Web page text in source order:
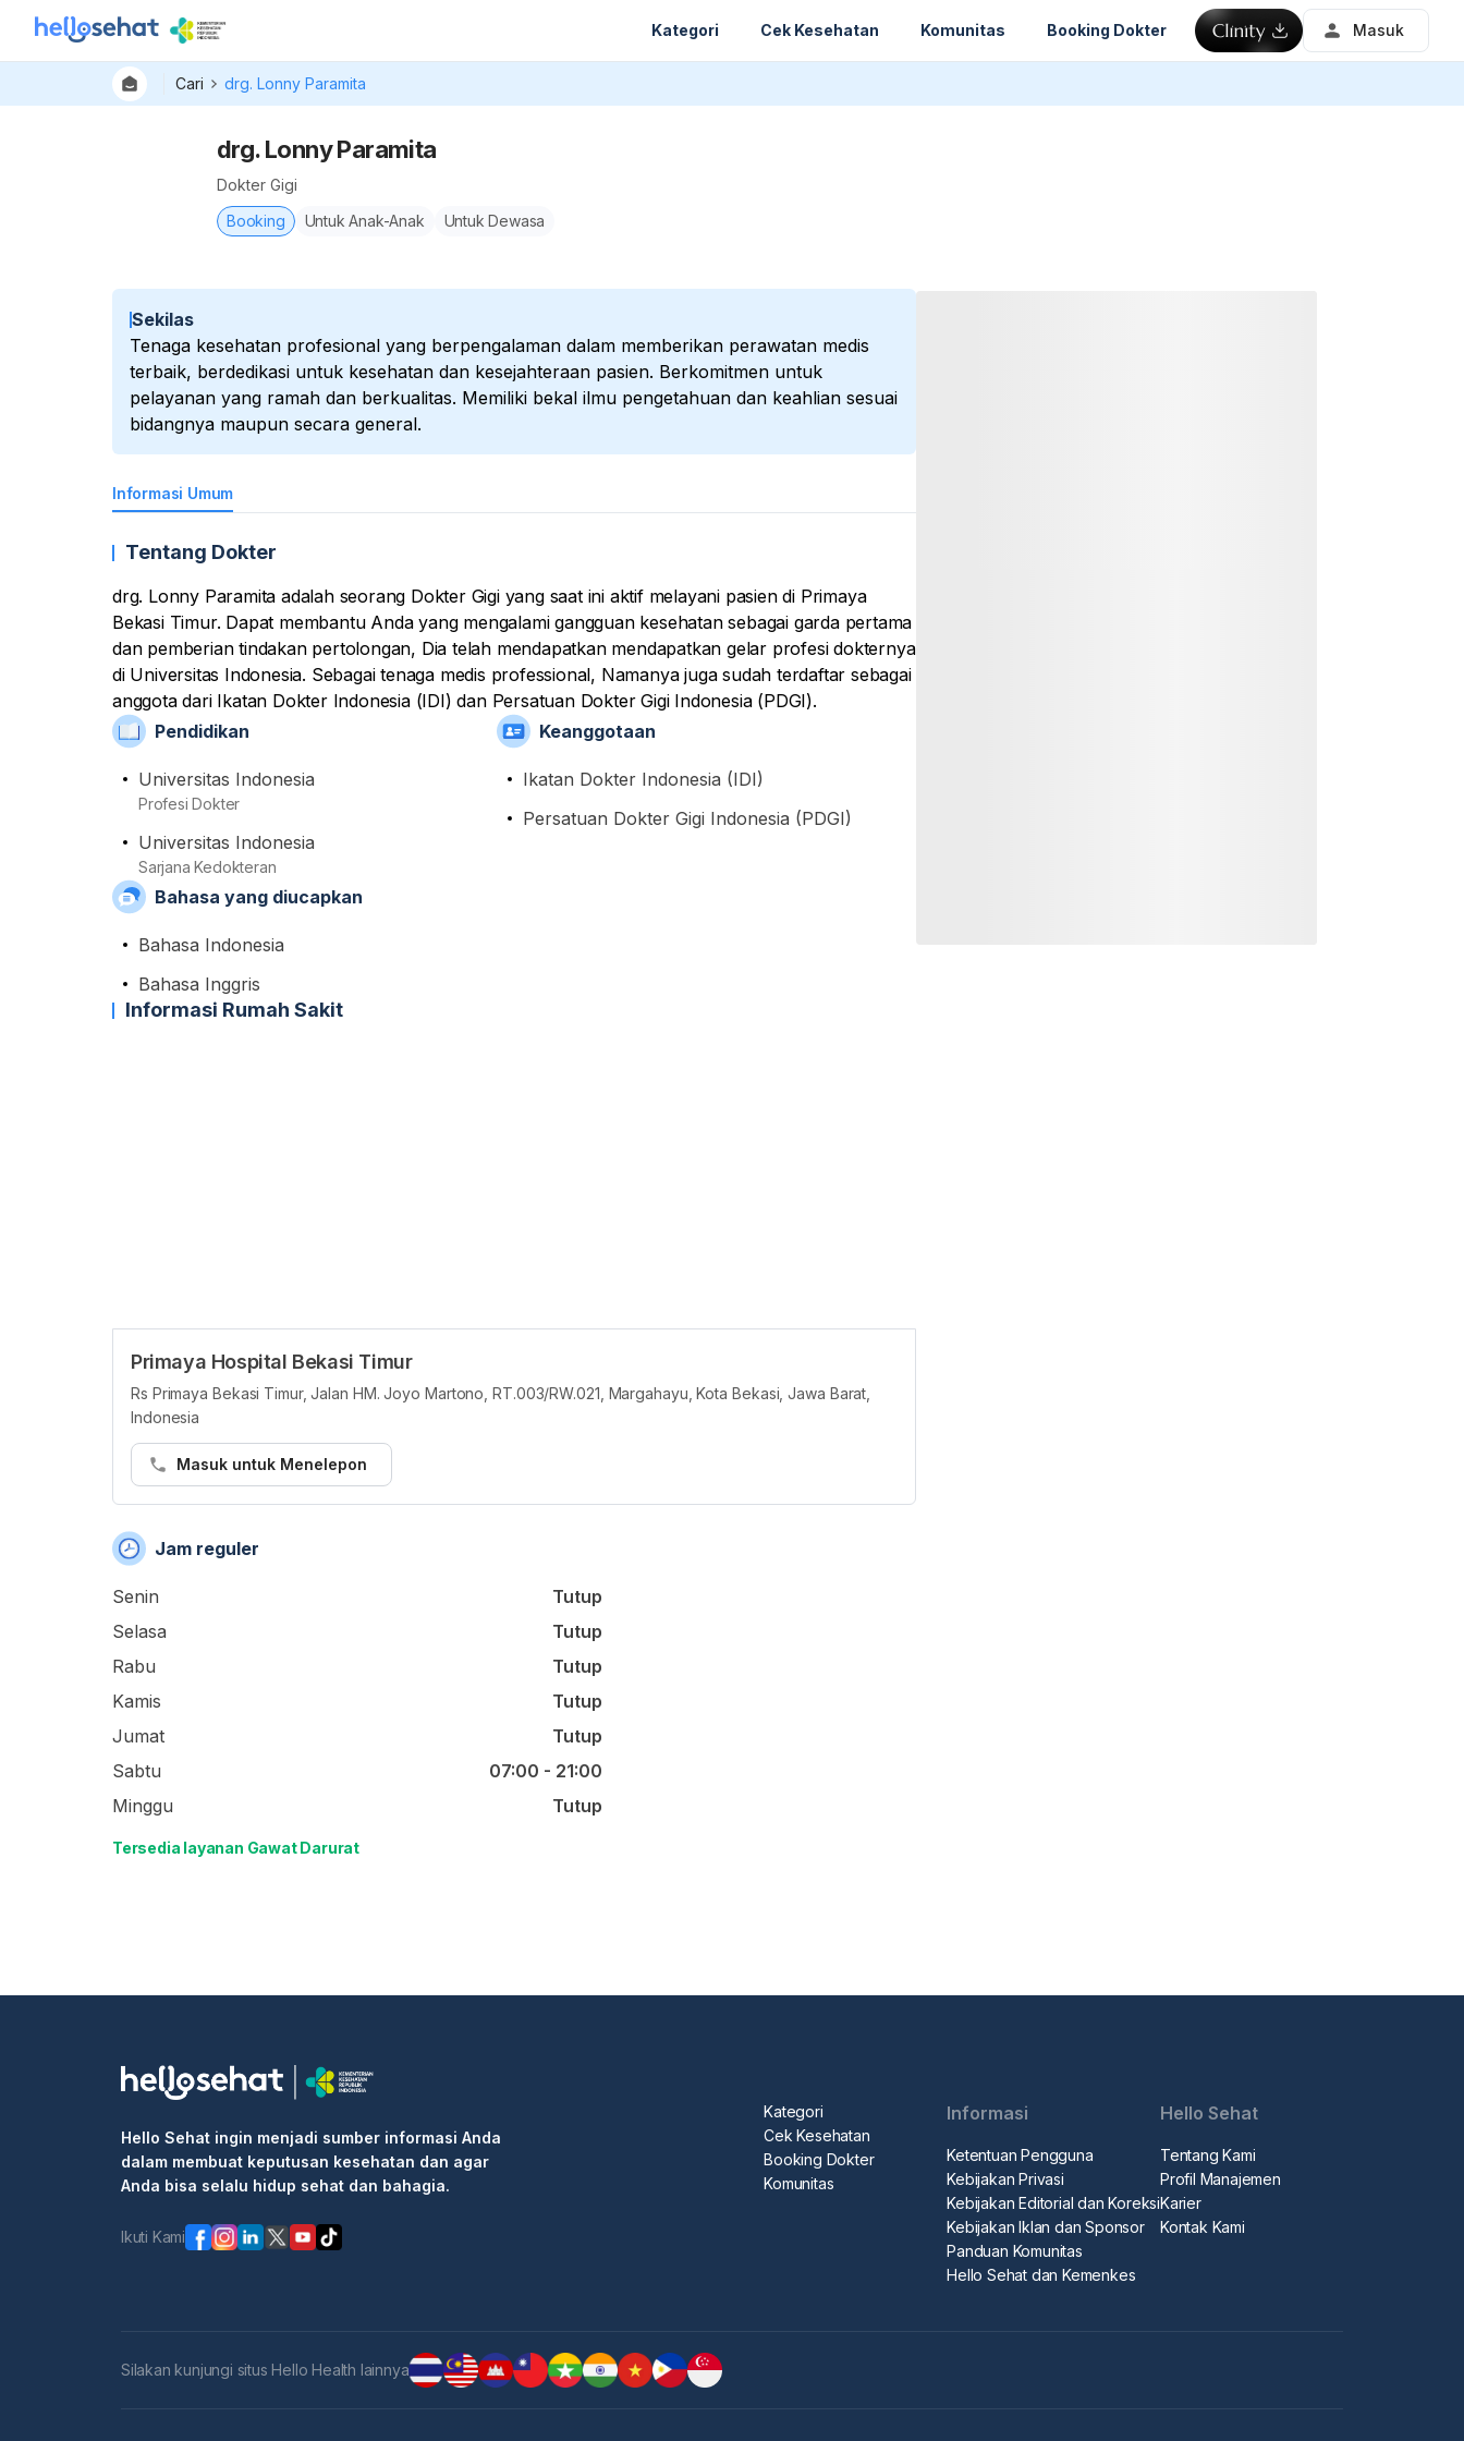
Kategori Cek Kesehatan Komunitas Booking Dokter Masuk
Cari drg. Lonny Paramita
drg. Lonny Paramita
Dokter Gigi
Booking
Untuk Anak-Anak Untuk Dewasa
Sekilas
Tenaga kesehatan profesional yang berpengalaman dalam memberikan perawatan medis
terbaik, berdedikasi untuk kesehatan dan kesejahteraan pasien. Berkomitmen untuk
pelayanan yang ramah dan berkualitas. Memiliki bekal ilmu pengetahuan dan keahlian sesuai
bidangnya maupun secara general.
Informasi Umum
Tentang Dokter
drg. Lonny Paramita adalah seorang Dokter Gigi yang saat ini aktif melayani pasien di Primaya
Bekasi Timur. Dapat membantu Anda yang mengalami gangguan kesehatan sebagai garda pertama
dan pemberian tindakan pertolongan, Dia telah mendapatkan mendapatkan gelar profesi dokternya
di Universitas Indonesia. Sebagai tenaga medis professional, Namanya juga sudah terdaftar sebagai
anggota dari Ikatan Dokter Indonesia (IDI) dan Persatuan Dokter Gigi Indonesia (PDGI).
Pendidikan
Universitas Indonesia
Profesi Dokter
Universitas Indonesia
Sarjana Kedokteran
Keanggotaan
Ikatan Dokter Indonesia (IDI)
Persatuan Dokter Gigi Indonesia (PDGI)
Bahasa yang diucapkan
Bahasa Indonesia
Bahasa Inggris
Informasi Rumah Sakit
Primaya Hospital Bekasi Timur
Rs Primaya Bekasi Timur, Jalan HM. Joyo Martono, RT.003/RW.021, Margahayu, Kota Bekasi, Jawa Barat,
Indonesia
Masuk untuk Menelepon
Jam reguler
Senin
Tutup
Selasa
Tutup
Rabu
Tutup
Kamis
Tutup
Jumat
Tutup
Sabtu
07:00 - 21:00
Minggu
Tutup
Tersedia layanan Gawat Darurat
Hello Sehat ingin menjadi sumber informasi Anda
dalam membuat keputusan kesehatan dan agar
Anda bisa selalu hidup sehat dan bahagia.
Ikuti Kami
Kategori
Cek Kesehatan
Booking Dokter
Komunitas
Informasi
Ketentuan Pengguna
Kebijakan Privasi
Kebijakan Editorial dan Koreksi
Kebijakan Iklan dan Sponsor
Panduan Komunitas
Hello Sehat dan Kemenkes
Hello Sehat
Tentang Kami
Profil Manajemen
Karier
Kontak Kami
Silakan kunjungi situs Hello Health lainnya